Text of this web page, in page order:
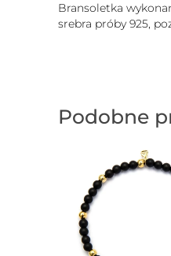
Bransoletka
srebra próby 925,
Podobne